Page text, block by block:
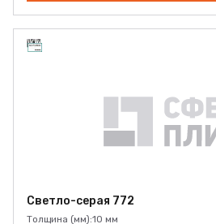
Светло-серая 772
Толщина (мм):10 мм